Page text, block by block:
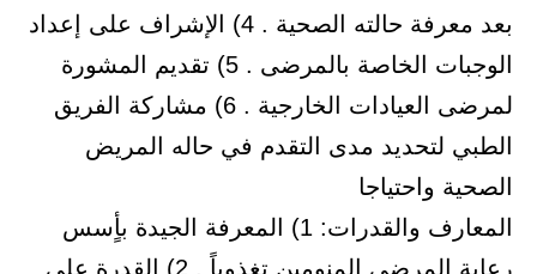
بعد معرفة حالته الصحية . 4) الإشراف على إعداد
الوجبات الخاصة بالمرضى . 5) تقديم المشورة
لمرضى العيادات الخارجية . 6) مشاركة الفريق
الطبي لتحديد مدى التقدم في حاله المريض
الصحية واحتياجا
المعارف والقدرات: 1) المعرفة الجيدة بأٍسس
رعاية المرضى المنومين تغذوياً . 2) القدرة على